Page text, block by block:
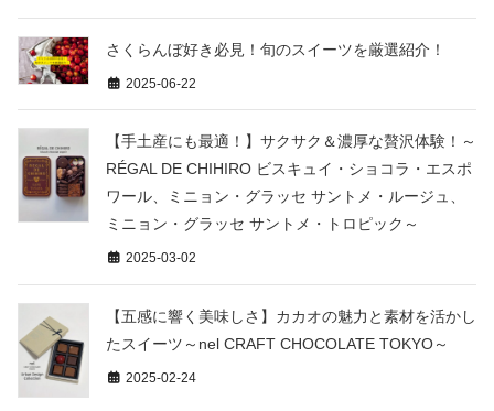
さくらんぼ好き必見！旬のスイーツを厳選紹介！
2025-06-22
【手土産にも最適！】サクサク＆濃厚な贅沢体験！～
RÉGAL DE CHIHIRO ビスキュイ・ショコラ・エスポ
ワール、ミニョン・グラッセ サントメ・ルージュ、
ミニョン・グラッセ サントメ・トロピック～
2025-03-02
【五感に響く美味しさ】カカオの魅力と素材を活かし
たスイーツ～nel CRAFT CHOCOLATE TOKYO～
2025-02-24